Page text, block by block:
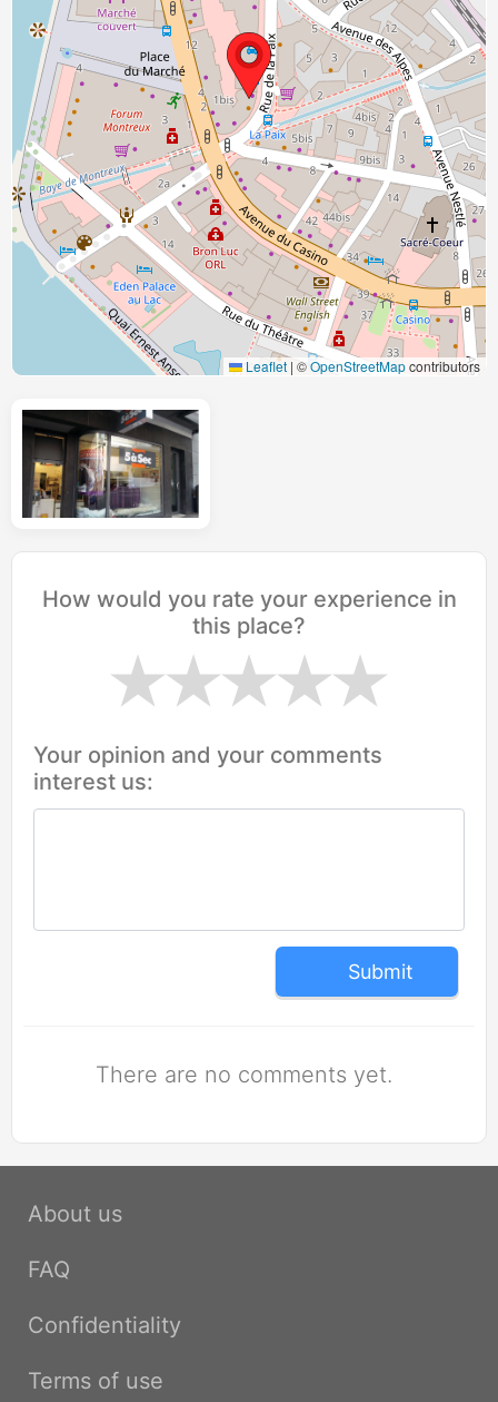
Leaflet | ©OpenStreetMapcontributors
How would you rate your experience in
this place?
Your opinion and your comments
interest us:
Submit
There are no comments yet.
About us
FAQ
Confidentiality
Terms of use